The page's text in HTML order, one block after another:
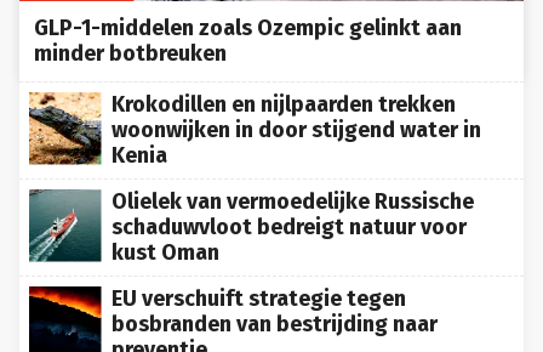
GLP-1-middelen zoals Ozempic gelinkt aan
minder botbreuken
Krokodillen en nijlpaarden trekken
woonwijken in door stijgend water in
Kenia
Olielek van vermoedelijke Russische
schaduwvloot bedreigt natuur voor
kust Oman
EU verschuift strategie tegen
bosbranden van bestrijding naar